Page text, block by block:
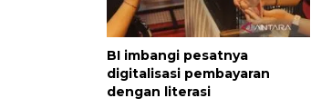
BI imbangi pesatnya
digitalisasi pembayaran
dengan literasi